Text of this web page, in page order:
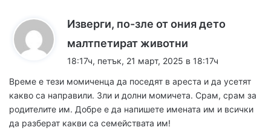
Изверги, по-зле от ония дето
малтпетират животни
а
:
18:17ч, петък, 21 март, 2025 в 18:17ч
Време е тези момиченца да поседят в ареста и да усетят
какво са направили. Зли и долни момичета. Срам, срам за
родителите им. Добре е да напишете имената им и всички
да разберат какви са семействата им!